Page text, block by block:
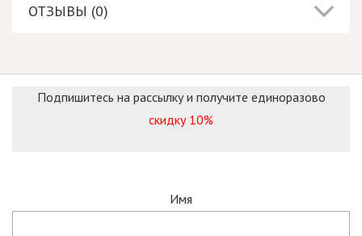
ОТЗЫВЫ (0)
Подпишитесь на рассылку и получите единоразово
скидку 10%
Имя